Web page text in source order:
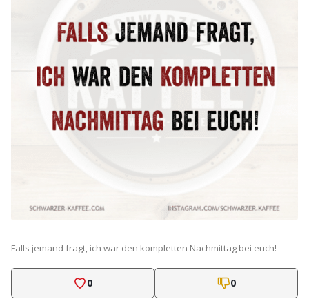
Falls jemand fragt, ich war den kompletten Nachmittag bei euch!
0 0